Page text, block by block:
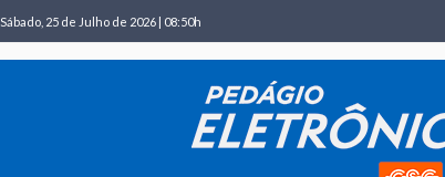
Sábado, 25 de Julho de 2026 | 08:50h